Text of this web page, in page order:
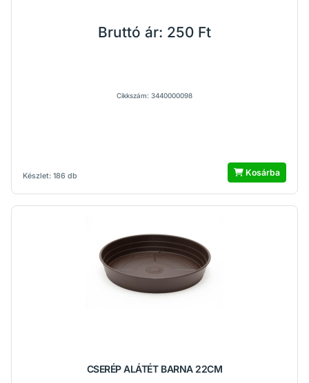
Készlet: 186 db
Bruttó ár: 250 Ft
Cikkszám: 3440000098
Kosárba
CSERÉP ALÁTÉT BARNA 22CM